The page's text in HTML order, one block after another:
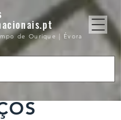
de Ourique | Évora